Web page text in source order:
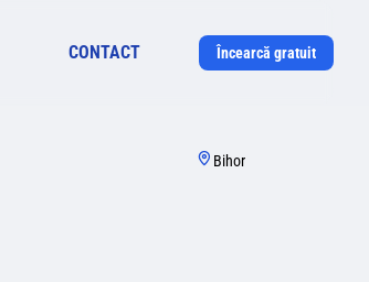
CONTACT Încearcă gratuit
Bihor